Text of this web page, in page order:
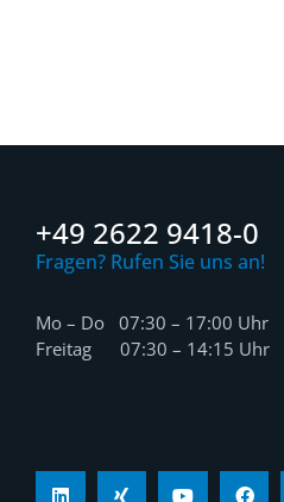
+49 2622 9418-0
Fragen? Rufen Sie uns an!
Mo – Do 07:30 – 17:00 Uhr
Freitag 07:30 – 14:15 Uhr